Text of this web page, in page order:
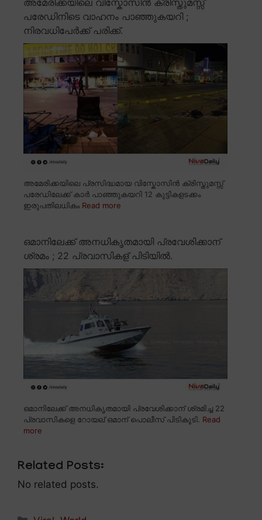
അമേരിക്കയിലെ വിസ്കോസിൻ ക്രിസ്തുമസ്സ്
പരേഡിനിടെ വാഹനം പാഞ്ഞുകയറി ;
നിരവധിപേർക്ക് പരിക്ക്.
അമേരിക്കയിലെ പ്രസിദ്ധമായ വിസ്കോസിൻ ക്രിസ്തുമസ്സ്
പരേഡിലേക്ക് കാർ പാഞ്ഞുകയറി 12 കുട്ടികളടക്കം
ഇരുപതിലധികം Read more
ഒമാനിലേക്ക് അനധികൃതമായി പ്രവേശിക്കാന്
ശ്രമം ; 22 പ്രവാസികള് പിടിയിൽ.
ഒമാനിലേക്ക് അനധികൃതമായി പ്രവേശിക്കാന് ശ്രമിച്ച 22
പ്രവാസികളെ റോയല് ഒമാന് പൊലീസ് പിടികൂടി. Read
more
Related Posts:
No related posts.